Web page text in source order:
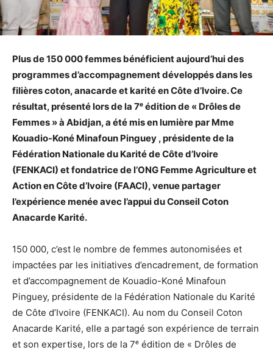
Plus de 150 000 femmes bénéficient aujourd’hui des
programmes d’accompagnement développés dans les
filières coton, anacarde et karité en Côte d’Ivoire. Ce
résultat, présenté lors de la 7ᵉ édition de « Drôles de
Femmes » à Abidjan, a été mis en lumière par Mme
Kouadio-Koné Minafoun Pinguey , présidente de la
Fédération Nationale du Karité de Côte d’Ivoire
(FENKACI) et fondatrice de l’ONG Femme Agriculture et
Action en Côte d’Ivoire (FAACI), venue partager
l’expérience menée avec l’appui du Conseil Coton
Anacarde Karité.
150 000, c’est le nombre de femmes autonomisées et
impactées par les initiatives d’encadrement, de formation
et d’accompagnement de Kouadio-Koné Minafoun
Pinguey, présidente de la Fédération Nationale du Karité
de Côte d’Ivoire (FENKACI). Au nom du Conseil Coton
Anacarde Karité, elle a partagé son expérience de terrain
et son expertise, lors de la 7ᵉ édition de « Drôles de